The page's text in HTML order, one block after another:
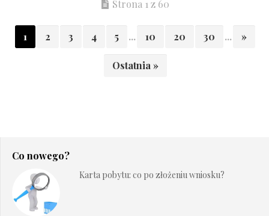
Strona 1 z 60
1 2 3 4 5 ... 10 20 30 ... »
Ostatnia »
Co nowego?
Karta pobytu: co po złożeniu wniosku?